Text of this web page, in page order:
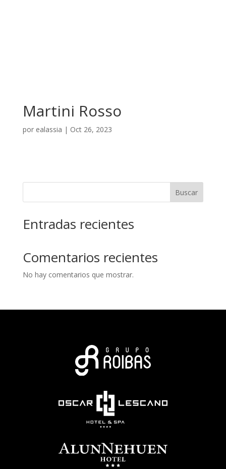
Martini Rosso
por ealassia | Oct 26, 2023
Buscar
Entradas recientes
Comentarios recientes
No hay comentarios que mostrar.